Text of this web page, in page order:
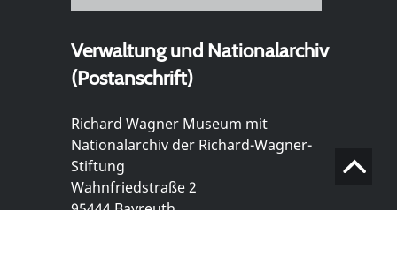
Verwaltung und Nationalarchiv
(Postanschrift)
Richard Wagner Museum mit
Nationalarchiv der Richard-Wagner-
Stiftung
Wahnfriedstraße 2
95444 Bayreuth